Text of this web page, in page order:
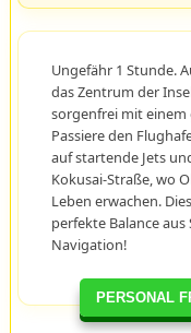
PERSONAL
Ungefähr 1 Stunde.
das Zentrum der
sorgenfrei mit
Passiere den
auf startende Jets
Kokusai-Straße, wo
Leben erwachen.
perfekte Balance
Navigation!